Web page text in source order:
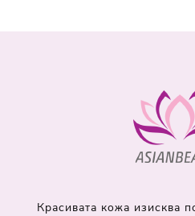
Красивата кожа изисква